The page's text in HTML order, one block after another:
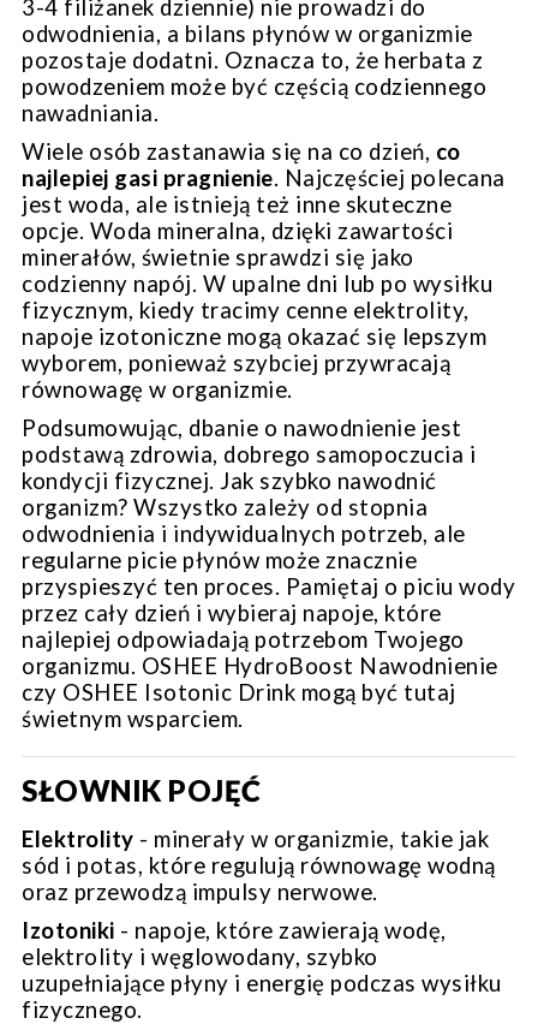
3-4 filiżanek dziennie) nie prowadzi do
odwodnienia, a bilans płynów w organizmie
pozostaje dodatni. Oznacza to, że herbata z
powodzeniem może być częścią codziennego
nawadniania.
Wiele osób zastanawia się na co dzień, co
najlepiej gasi pragnienie. Najczęściej polecana
jest woda, ale istnieją też inne skuteczne
opcje. Woda mineralna, dzięki zawartości
minerałów, świetnie sprawdzi się jako
codzienny napój. W upalne dni lub po wysiłku
fizycznym, kiedy tracimy cenne elektrolity,
napoje izotoniczne mogą okazać się lepszym
wyborem, ponieważ szybciej przywracają
równowagę w organizmie.
Podsumowując, dbanie o nawodnienie jest
podstawą zdrowia, dobrego samopoczucia i
kondycji fizycznej. Jak szybko nawodnić
organizm? Wszystko zależy od stopnia
odwodnienia i indywidualnych potrzeb, ale
regularne picie płynów może znacznie
przyspieszyć ten proces. Pamiętaj o piciu wody
przez cały dzień i wybieraj napoje, które
najlepiej odpowiadają potrzebom Twojego
organizmu. OSHEE HydroBoost Nawodnienie
czy OSHEE Isotonic Drink mogą być tutaj
świetnym wsparciem.
SŁOWNIK POJĘĆ
Elektrolity - minerały w organizmie, takie jak
sód i potas, które regulują równowagę wodną
oraz przewodzą impulsy nerwowe.
Izotoniki - napoje, które zawierają wodę,
elektrolity i węglowodany, szybko
uzupełniające płyny i energię podczas wysiłku
fizycznego.